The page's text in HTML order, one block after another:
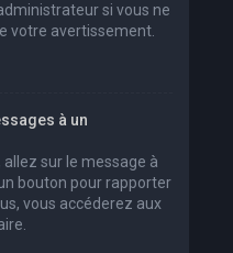
si vous ne
votre avertissement.
à un
allez sur le message à
bouton pour rapporter
vous accéderez aux